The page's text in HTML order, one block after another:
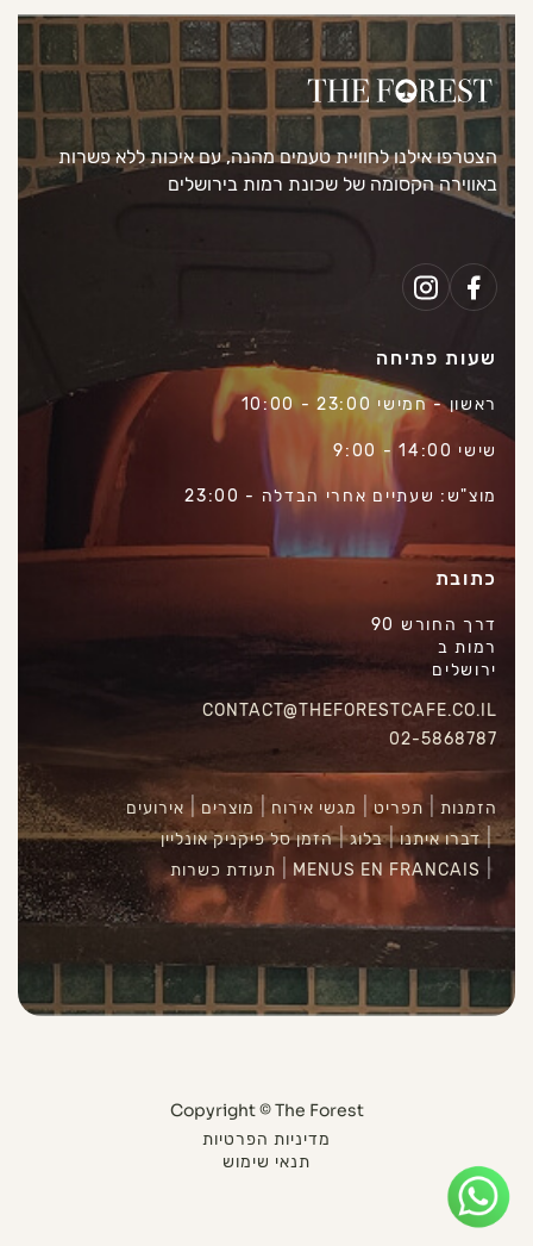
הצטרפו אילנו לחוויית טעמים מהנה, עם איכות ללא פשרות
באווירה הקסומה של שכונת רמות בירושלים
הזמנות תפריט מגשי אירוח מוצרים
אירועים
דברו איתנו
בלוג
הזמן סל פיקניק אונליין
MENUS EN FRANCAIS
תעודת כשרות
שעות פתיחה
ראשון - חמישי 23:00 - 10:00
שישי 14:00 - 9:00
מוצ"ש: שעתיים אחרי הבדלה - 23:00
כתובת
דרך החורש 90
רמות ב
ירושלים
CONTACT@THEFORESTCAFE.CO.IL
02-5868787
Copyright © The Forest
מדיניות הפרטיות
תנאי שימוש